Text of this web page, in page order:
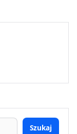
Szukaj